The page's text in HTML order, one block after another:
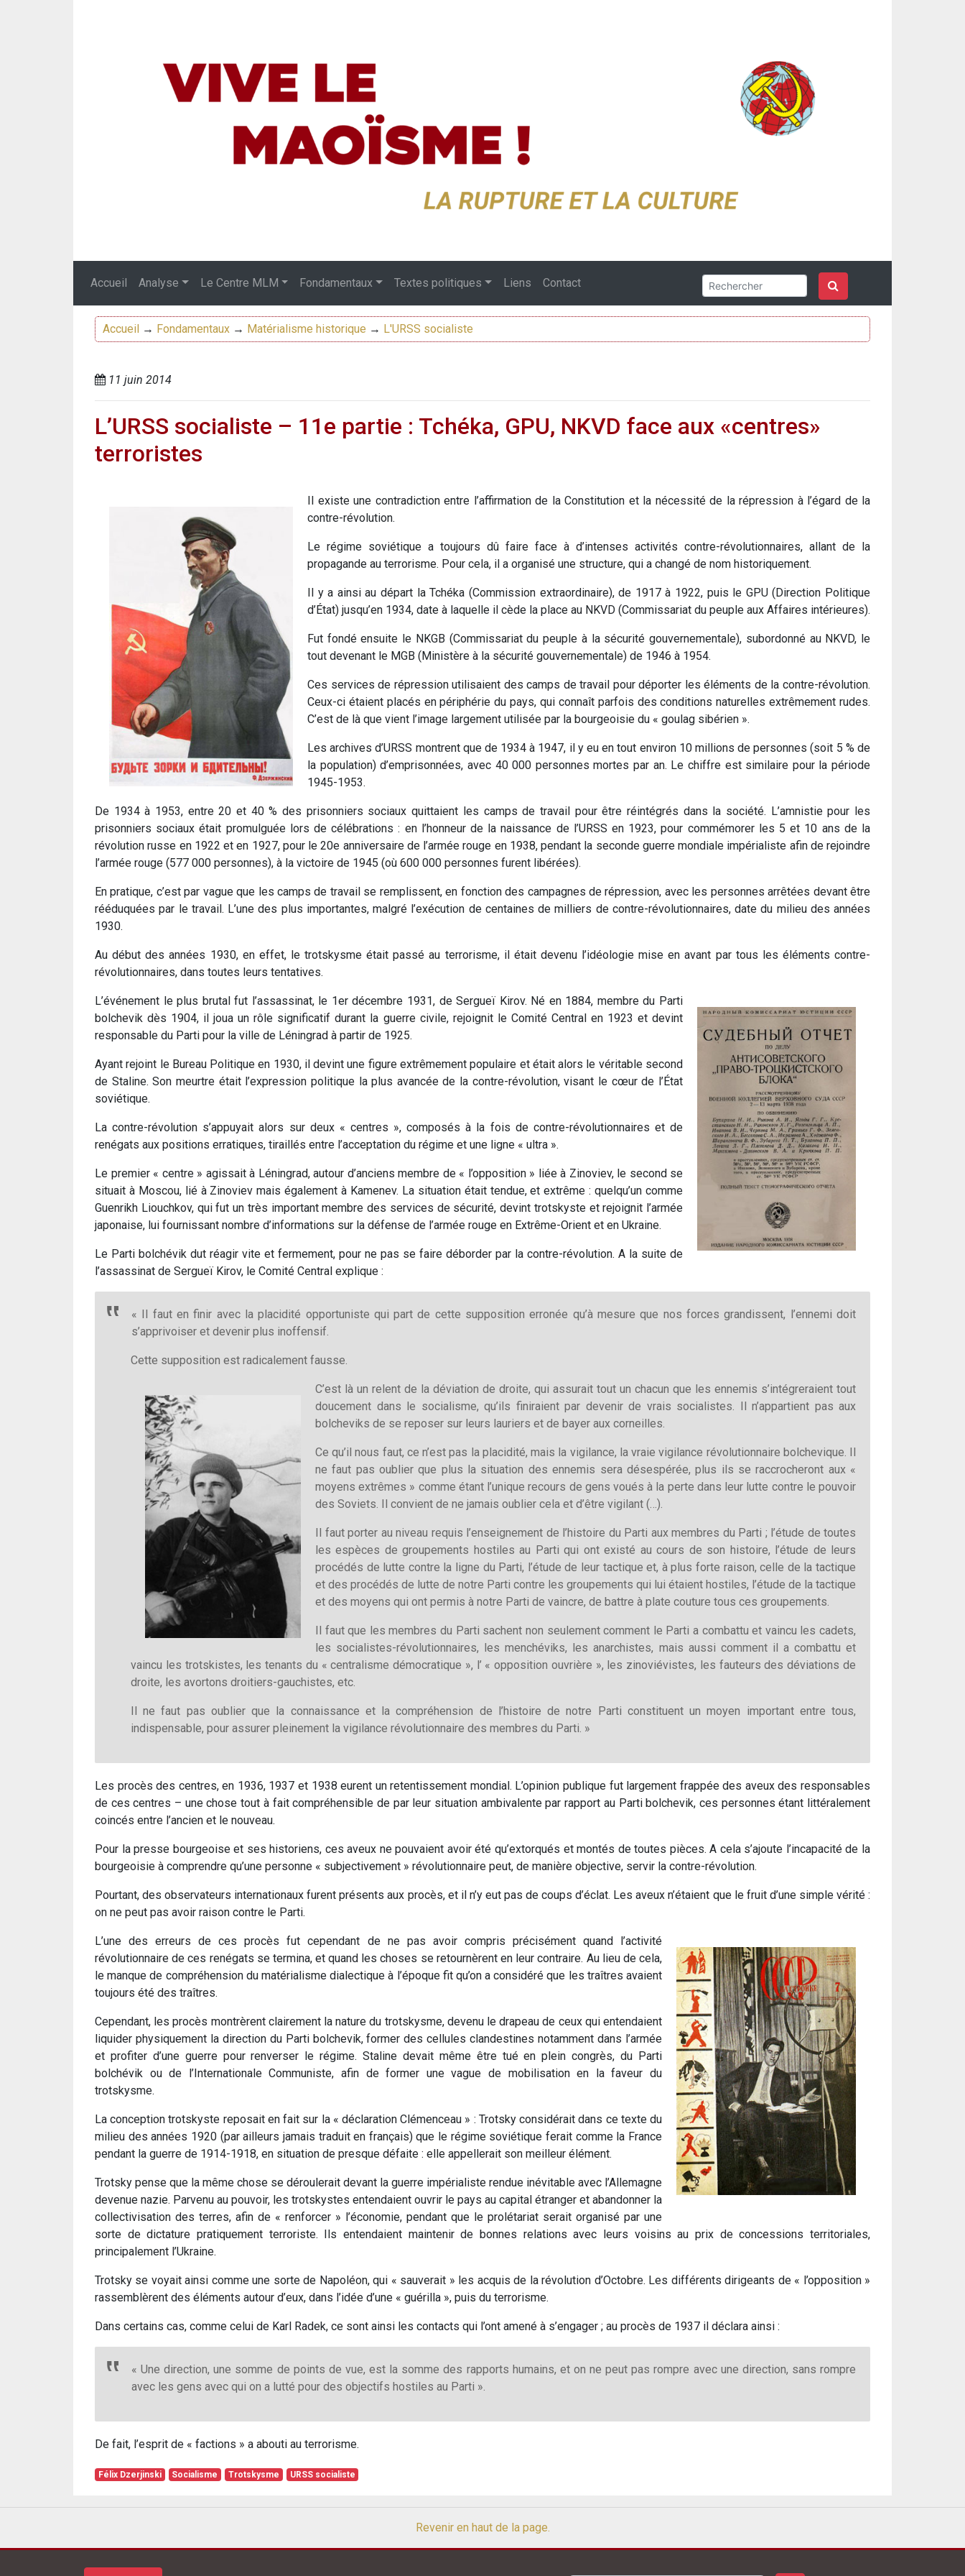
Accueil Analyse Le Centre MLM Fondamentaux Textes politiques Liens Contact
Accueil → Fondamentaux → Matérialisme historique → L'URSS socialiste
11 juin 2014
L’URSS socialiste – 11e partie : Tchéka, GPU, NKVD face aux «centres»
terroristes
Il existe une contradiction entre l’affirmation de la Constitution et la nécessité de la répression à l’égard de la
contre-révolution.
Le régime soviétique a toujours dû faire face à d’intenses activités contre-révolutionnaires, allant de la
propagande au terrorisme. Pour cela, il a organisé une structure, qui a changé de nom historiquement.
Il y a ainsi au départ la Tchéka (Commission extraordinaire), de 1917 à 1922, puis le GPU (Direction Politique
d’État) jusqu’en 1934, date à laquelle il cède la place au NKVD (Commissariat du peuple aux Affaires intérieures).
Fut fondé ensuite le NKGB (Commissariat du peuple à la sécurité gouvernementale), subordonné au NKVD, le
tout devenant le MGB (Ministère à la sécurité gouvernementale) de 1946 à 1954.
Ces services de répression utilisaient des camps de travail pour déporter les éléments de la contre-révolution.
Ceux-ci étaient placés en périphérie du pays, qui connaît parfois des conditions naturelles extrêmement rudes.
C’est de là que vient l’image largement utilisée par la bourgeoisie du « goulag sibérien ».
Les archives d’URSS montrent que de 1934 à 1947, il y eu en tout environ 10 millions de personnes (soit 5 % de
la population) d’emprisonnées, avec 40 000 personnes mortes par an. Le chiffre est similaire pour la période
1945-1953.
De 1934 à 1953, entre 20 et 40 % des prisonniers sociaux quittaient les camps de travail pour être réintégrés dans la société. L’amnistie pour les
prisonniers sociaux était promulguée lors de célébrations : en l’honneur de la naissance de l’URSS en 1923, pour commémorer les 5 et 10 ans de la
révolution russe en 1922 et en 1927, pour le 20e anniversaire de l’armée rouge en 1938, pendant la seconde guerre mondiale impérialiste afin de rejoindre
l’armée rouge (577 000 personnes), à la victoire de 1945 (où 600 000 personnes furent libérées).
En pratique, c’est par vague que les camps de travail se remplissent, en fonction des campagnes de répression, avec les personnes arrêtées devant être
rééduquées par le travail. L’une des plus importantes, malgré l’exécution de centaines de milliers de contre-révolutionnaires, date du milieu des années
1930.
Au début des années 1930, en effet, le trotskysme était passé au terrorisme, il était devenu l’idéologie mise en avant par tous les éléments contre-
révolutionnaires, dans toutes leurs tentatives.
L’événement le plus brutal fut l’assassinat, le 1er décembre 1931, de Sergueï Kirov. Né en 1884, membre du Parti
bolchevik dès 1904, il joua un rôle significatif durant la guerre civile, rejoignit le Comité Central en 1923 et devint
responsable du Parti pour la ville de Léningrad à partir de 1925.
Ayant rejoint le Bureau Politique en 1930, il devint une figure extrêmement populaire et était alors le véritable second
de Staline. Son meurtre était l’expression politique la plus avancée de la contre-révolution, visant le cœur de l’État
soviétique.
La contre-révolution s’appuyait alors sur deux « centres », composés à la fois de contre-révolutionnaires et de
renégats aux positions erratiques, tiraillés entre l’acceptation du régime et une ligne « ultra ».
Le premier « centre » agissait à Léningrad, autour d’anciens membre de « l’opposition » liée à Zinoviev, le second se
situait à Moscou, lié à Zinoviev mais également à Kamenev. La situation était tendue, et extrême : quelqu’un comme
Guenrikh Liouchkov, qui fut un très important membre des services de sécurité, devint trotskyste et rejoignit l’armée
japonaise, lui fournissant nombre d’informations sur la défense de l’armée rouge en Extrême-Orient et en Ukraine.
Le Parti bolchévik dut réagir vite et fermement, pour ne pas se faire déborder par la contre-révolution. A la suite de
l’assassinat de Sergueï Kirov, le Comité Central explique :
« Il faut en finir avec la placidité opportuniste qui part de cette supposition erronée qu’à mesure que nos forces grandissent, l’ennemi doit
s’apprivoiser et devenir plus inoffensif.
Cette supposition est radicalement fausse.
C’est là un relent de la déviation de droite, qui assurait tout un chacun que les ennemis s’intégreraient tout
doucement dans le socialisme, qu’ils finiraient par devenir de vrais socialistes. Il n’appartient pas aux
bolcheviks de se reposer sur leurs lauriers et de bayer aux corneilles.
Ce qu’il nous faut, ce n’est pas la placidité, mais la vigilance, la vraie vigilance révolutionnaire bolchevique. Il
ne faut pas oublier que plus la situation des ennemis sera désespérée, plus ils se raccrocheront aux «
moyens extrêmes » comme étant l’unique recours de gens voués à la perte dans leur lutte contre le pouvoir
des Soviets. Il convient de ne jamais oublier cela et d’être vigilant (…).
Il faut porter au niveau requis l’enseignement de l’histoire du Parti aux membres du Parti ; l’étude de toutes
les espèces de groupements hostiles au Parti qui ont existé au cours de son histoire, l’étude de leurs
procédés de lutte contre la ligne du Parti, l’étude de leur tactique et, à plus forte raison, celle de la tactique
et des procédés de lutte de notre Parti contre les groupements qui lui étaient hostiles, l’étude de la tactique
et des moyens qui ont permis à notre Parti de vain­cre, de battre à plate couture tous ces groupements.
Il faut que les membres du Parti sachent non seulement comment le Parti a combattu et vaincu les cadets,
les socialistes-révolutionnaires, les menchéviks, les anarchistes, mais aussi comment il a combattu et
vaincu les trotskistes, les tenants du « centralisme démocratique », l’ « opposition ouvrière », les zinoviévistes, les fauteurs des déviations de
droite, les avortons droitiers-gauchistes, etc.
Il ne faut pas oublier que la connaissance et la compréhension de l’histoire de notre Parti constituent un moyen important entre tous,
indispensable, pour assurer pleinement la vigilance révolutionnaire des membres du Parti. »
Les procès des centres, en 1936, 1937 et 1938 eurent un retentissement mondial. L’opinion publique fut largement frappée des aveux des responsables
de ces centres – une chose tout à fait compréhensible de par leur situation ambivalente par rapport au Parti bolchevik, ces personnes étant littéralement
coincés entre l’ancien et le nouveau.
Pour la presse bourgeoise et ses historiens, ces aveux ne pouvaient avoir été qu’extorqués et montés de toutes pièces. A cela s’ajoute l’incapacité de la
bourgeoisie à comprendre qu’une personne « subjectivement » révolutionnaire peut, de manière objective, servir la contre-révolution.
Pourtant, des observateurs internationaux furent présents aux procès, et il n’y eut pas de coups d’éclat. Les aveux n’étaient que le fruit d’une simple vérité :
on ne peut pas avoir raison contre le Parti.
L’une des erreurs de ces procès fut cependant de ne pas avoir compris précisément quand l’activité
révolutionnaire de ces renégats se termina, et quand les choses se retournèrent en leur contraire. Au lieu de cela,
le manque de compréhension du matérialisme dialectique à l’époque fit qu’on a considéré que les traîtres avaient
toujours été des traîtres.
Cependant, les procès montrèrent clairement la nature du trotskysme, devenu le drapeau de ceux qui entendaient
liquider physiquement la direction du Parti bolchevik, former des cellules clandestines notamment dans l’armée
et profiter d’une guerre pour renverser le régime. Staline devait même être tué en plein congrès, du Parti
bolchévik ou de l’Internationale Communiste, afin de former une vague de mobilisation en la faveur du
trotskysme.
La conception trotskyste reposait en fait sur la « déclaration Clémenceau » : Trotsky considérait dans ce texte du
milieu des années 1920 (par ailleurs jamais traduit en français) que le régime soviétique ferait comme la France
pendant la guerre de 1914-1918, en situation de presque défaite : elle appellerait son meilleur élément.
Trotsky pense que la même chose se déroulerait devant la guerre impérialiste rendue inévitable avec l’Allemagne
devenue nazie. Parvenu au pouvoir, les trotskystes entendaient ouvrir le pays au capital étranger et abandonner la
collectivisation des terres, afin de « renforcer » l’économie, pendant que le prolétariat serait organisé par une
sorte de dictature pratiquement terroriste. Ils entendaient maintenir de bonnes relations avec leurs voisins au prix de concessions territoriales,
principalement l’Ukraine.
Trotsky se voyait ainsi comme une sorte de Napoléon, qui « sauverait » les acquis de la révolution d’Octobre. Les différents dirigeants de « l’opposition »
rassemblèrent des éléments autour d’eux, dans l’idée d’une « guérilla », puis du terrorisme.
Dans certains cas, comme celui de Karl Radek, ce sont ainsi les contacts qui l’ont amené à s’engager ; au procès de 1937 il déclara ainsi :
« Une direction, une somme de points de vue, est la somme des rapports humains, et on ne peut pas rompre avec une direction, sans rompre
avec les gens avec qui on a lutté pour des objectifs hostiles au Parti ».
De fait, l’esprit de « factions » a abouti au terrorisme.
Félix Dzerjinski Socialisme Trotskysme URSS socialiste
Revenir en haut de la page.